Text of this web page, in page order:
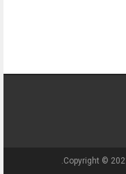
Copyright ©